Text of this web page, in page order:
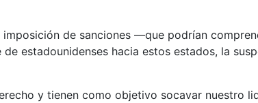
de sanciones —que podrían
estadounidenses hacia estos estados, la
y tienen como objetivo socavar nuestro